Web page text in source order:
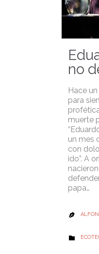
no
Hace
para
muerte
un mes
con
ido”. A
papa…

